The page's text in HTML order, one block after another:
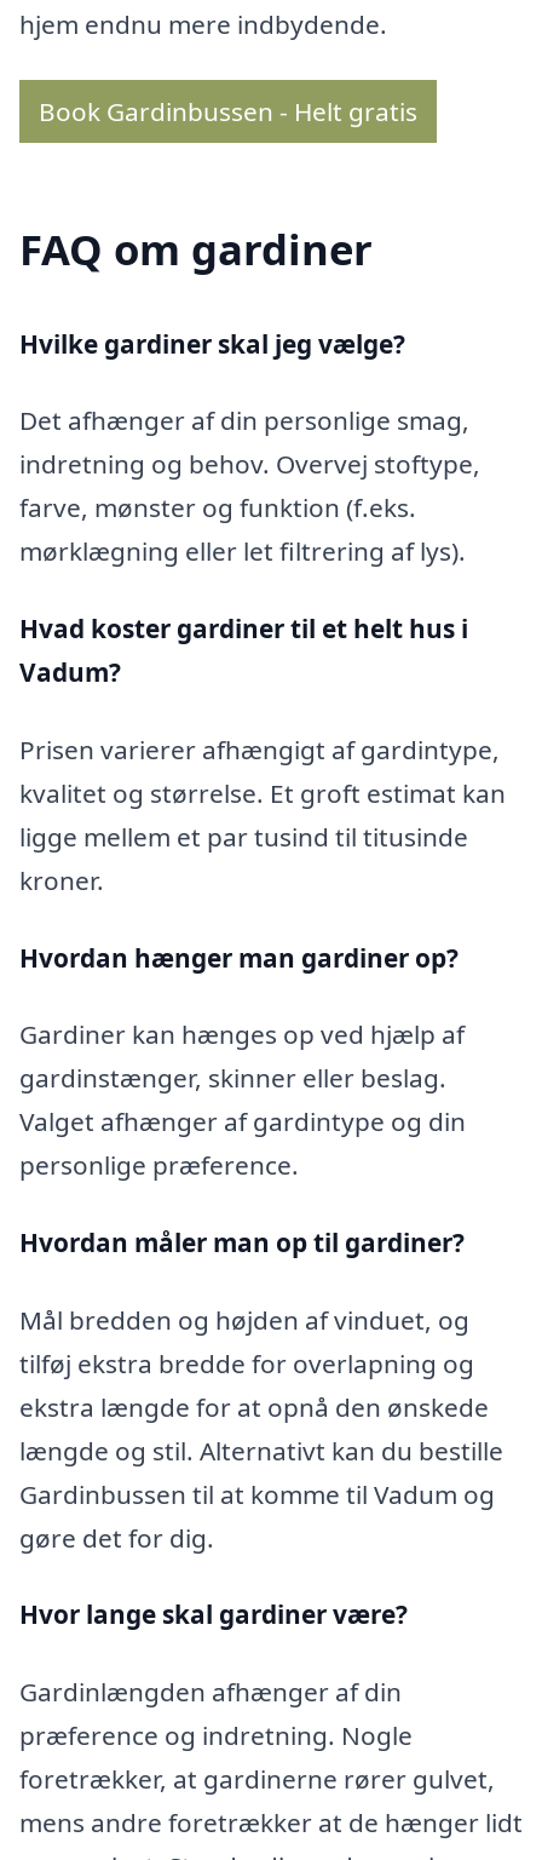
hjem endnu mere indbydende.
Book Gardinbussen - Helt gratis
FAQ om gardiner
Hvilke gardiner skal jeg vælge?
Det afhænger af din personlige smag,
indretning og behov. Overvej stoftype,
farve, mønster og funktion (f.eks.
mørklægning eller let filtrering af lys).
Hvad koster gardiner til et helt hus i
Vadum?
Prisen varierer afhængigt af gardintype,
kvalitet og størrelse. Et groft estimat kan
ligge mellem et par tusind til titusinde
kroner.
Hvordan hænger man gardiner op?
Gardiner kan hænges op ved hjælp af
gardinstænger, skinner eller beslag.
Valget afhænger af gardintype og din
personlige præference.
Hvordan måler man op til gardiner?
Mål bredden og højden af vinduet, og
tilføj ekstra bredde for overlapning og
ekstra længde for at opnå den ønskede
længde og stil. Alternativt kan du bestille
Gardinbussen til at komme til Vadum og
gøre det for dig.
Hvor lange skal gardiner være?
Gardinlængden afhænger af din
præference og indretning. Nogle
foretrækker, at gardinerne rører gulvet,
mens andre foretrækker at de hænger lidt